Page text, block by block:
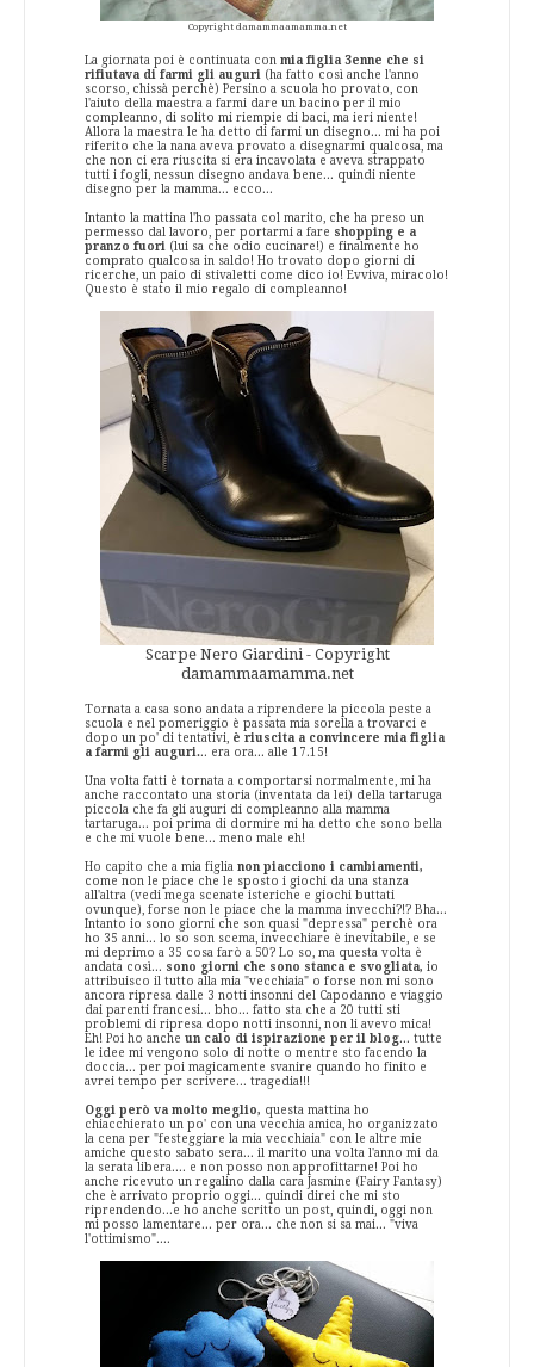
Copyright damammaamamma.net
La giornata poi è continuata con mia figlia 3enne che si
rifiutava di farmi gli auguri (ha fatto così anche l'anno
scorso, chissà perchè) Persino a scuola ho provato, con
l'aiuto della maestra a farmi dare un bacino per il mio
compleanno, di solito mi riempie di baci, ma ieri niente!
Allora la maestra le ha detto di farmi un disegno... mi ha poi
riferito che la nana aveva provato a disegnarmi qualcosa, ma
che non ci era riuscita si era incavolata e aveva strappato
tutti i fogli, nessun disegno andava bene... quindi niente
disegno per la mamma... ecco...
Intanto la mattina l'ho passata col marito, che ha preso un
permesso dal lavoro, per portarmi a fare shopping e a
pranzo fuori (lui sa che odio cucinare!) e finalmente ho
comprato qualcosa in saldo! Ho trovato dopo giorni di
ricerche, un paio di stivaletti come dico io! Evviva, miracolo!
Questo è stato il mio regalo di compleanno!
Scarpe Nero Giardini - Copyright
damammaamamma.net
Tornata a casa sono andata a riprendere la piccola peste a
scuola e nel pomeriggio è passata mia sorella a trovarci e
dopo un po' di tentativi, è riuscita a convincere mia figlia
a farmi gli auguri... era ora... alle 17.15!
Una volta fatti è tornata a comportarsi normalmente, mi ha
anche raccontato una storia (inventata da lei) della tartaruga
piccola che fa gli auguri di compleanno alla mamma
tartaruga... poi prima di dormire mi ha detto che sono bella
e che mi vuole bene... meno male eh!
Ho capito che a mia figlia non piacciono i cambiamenti,
come non le piace che le sposto i giochi da una stanza
all'altra (vedi mega scenate isteriche e giochi buttati
ovunque), forse non le piace che la mamma invecchi?!? Bha...
Intanto io sono giorni che son quasi "depressa" perchè ora
ho 35 anni... lo so son scema, invecchiare è inevitabile, e se
mi deprimo a 35 cosa farò a 50? Lo so, ma questa volta è
andata così... sono giorni che sono stanca e svogliata, io
attribuisco il tutto alla mia "vecchiaia" o forse non mi sono
ancora ripresa dalle 3 notti insonni del Capodanno e viaggio
dai parenti francesi... bho... fatto sta che a 20 tutti sti
problemi di ripresa dopo notti insonni, non li avevo mica!
Eh! Poi ho anche un calo di ispirazione per il blog... tutte
le idee mi vengono solo di notte o mentre sto facendo la
doccia... per poi magicamente svanire quando ho finito e
avrei tempo per scrivere... tragedia!!!
Oggi però va molto meglio, questa mattina ho
chiacchierato un po' con una vecchia amica, ho organizzato
la cena per "festeggiare la mia vecchiaia" con le altre mie
amiche questo sabato sera... il marito una volta l'anno mi da
la serata libera.... e non posso non approfittarne! Poi ho
anche ricevuto un regalino dalla cara Jasmine (Fairy Fantasy)
che è arrivato proprio oggi... quindi direi che mi sto
riprendendo...e ho anche scritto un post, quindi, oggi non
mi posso lamentare... per ora... che non si sa mai... "viva
l'ottimismo"....